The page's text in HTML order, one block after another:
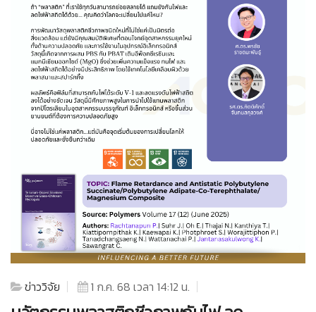
ข่าววิจัย 1 ก.ค. 68 เวลา 14:12 น.